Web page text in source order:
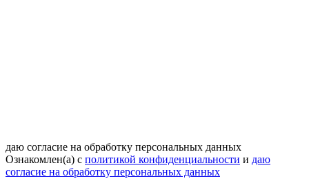
даю согласие на обработку персональных данных
Ознакомлен(а) с политикой конфиденциальности и даю
согласие на обработку персональных данных